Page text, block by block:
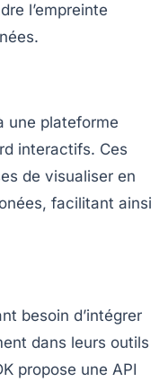
l’empreinte
une plateforme
interactifs. Ces
de visualiser en
facilitant ainsi
besoin d’intégrer
dans leurs outils
propose une API